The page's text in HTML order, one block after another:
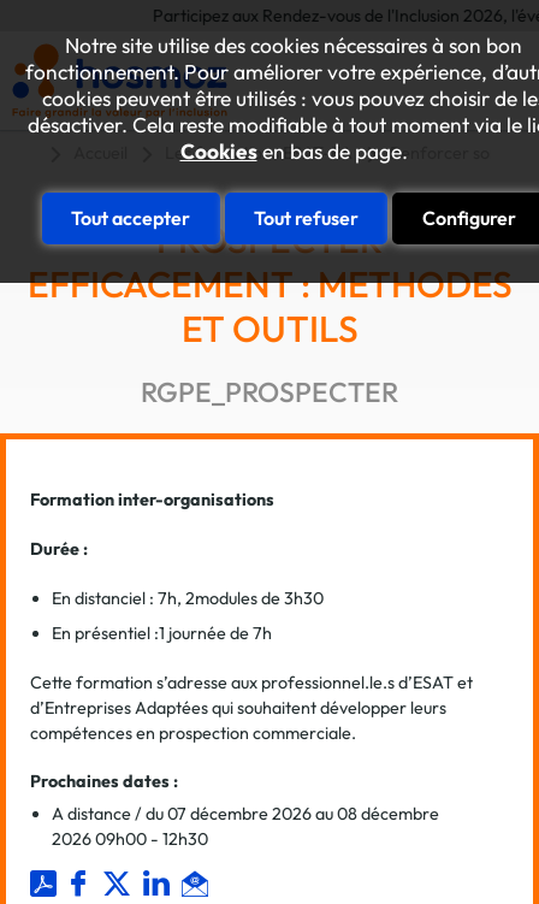
Notre site utilise des cookies nécessaires à son bon
fonctionnement. Pour améliorer votre expérience,
cookies peuvent être utilisés : vous pouvez choisir de
désactiver. Cela reste modifiable à tout moment via le
Cookiesen bas de page.
Tout accepter Tout refuser Configurer
Participez aux Rendez-vous de l'Inclusion 2026,
Les formations ESAT-EA Renforcer son
PROSPECTER
EFFICACEMENT : METHODES
ET OUTILS
RGPE_PROSPECTER
Formation inter-organisations
Durée :
En distanciel : 7h, 2modules de 3h30
En présentiel :1 journée de 7h
Cette formation s’adresse aux professionnel.le.s d’ESAT et
d’Entreprises Adaptées qui souhaitent développer leurs
compétences en prospection commerciale.
Prochaines dates :
A distance / du 07 décembre 2026 au 08 décembre
2026 09h00 - 12h30